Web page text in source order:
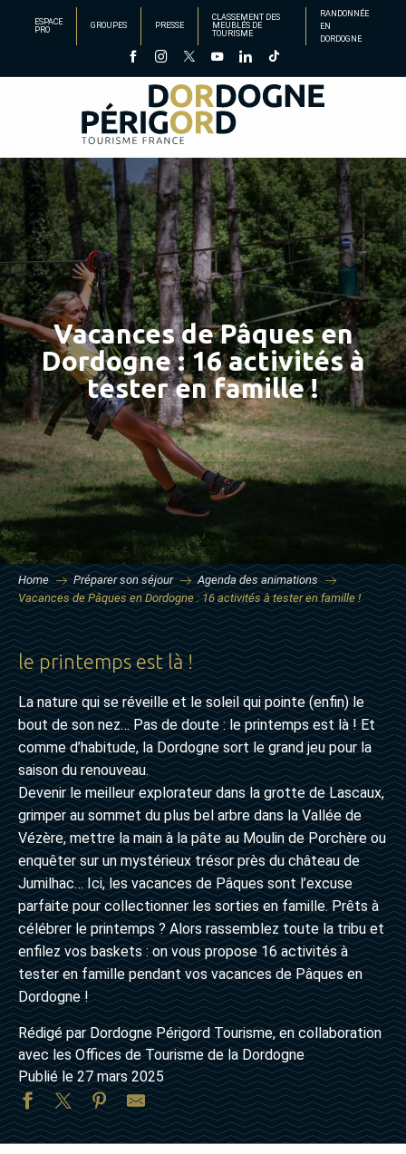
principal
ESPACE
PRO
GROUPES PRESSE
CLASSEMENT DES
MEUBLÉS DE
TOURISME
RANDONNÉE
EN
DORDOGNE
Vacances de Pâques en
Dordogne : 16 activités à
tester en famille !
Home Préparer son séjour
Agenda des animations
Vacances de Pâques en Dordogne : 16 activités à tester en famille !
le printemps est là !
La nature qui se réveille et le soleil qui pointe (enfin) le
bout de son nez… Pas de doute : le printemps est là ! Et
comme d’habitude, la Dordogne sort le grand jeu pour la
saison du renouveau.
Devenir le meilleur explorateur dans la grotte de Lascaux,
grimper au sommet du plus bel arbre dans la Vallée de
Vézère, mettre la main à la pâte au Moulin de Porchère ou
enquêter sur un mystérieux trésor près du château de
Jumilhac… Ici, les vacances de Pâques sont l’excuse
parfaite pour collectionner les sorties en famille. Prêts à
célébrer le printemps ? Alors rassemblez toute la tribu et
enfilez vos baskets : on vous propose 16 activités à
tester en famille pendant vos vacances de Pâques en
Dordogne !
Rédigé par Dordogne Périgord Tourisme, en collaboration
avec les Offices de Tourisme de la Dordogne
Publié le 27 mars 2025